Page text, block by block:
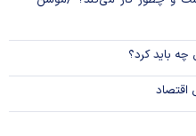
چه باید کرد؟
اقتصاد